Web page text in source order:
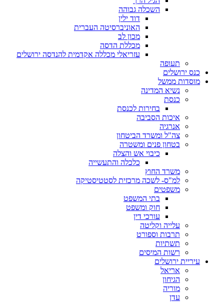
השכלה גבוהה
דוד ילין
האוניברסיטה העברית
מכון לב
מכללת הדסה
עזריאלי מכללה אקדמית להנדסה ירושלים
תעופה
כנס ירושלים
מוסדות ממשל
נשיא המדינה
כנסת
בחירות לכנסת
איכות הסביבה
אנרגיה
צה"ל ומשרד הביטחון
בטחון פנים ומשטרה
כיבוי אש והצלה
כלכלה והתעשייה
משרד החוץ
למ"ס- לשכה מרכזית לסטטיסטיקה
משפטים
בתי המשפט
חוק ומשפט
עורכי דין
עלייה וקליטה
תרבות וספורט
תשתיות
רשות המיסים
עיריית ירושלים
אריאל
הגיחון
מוריה
עדן